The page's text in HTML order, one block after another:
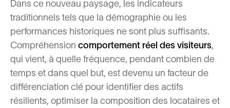
Dans ce nouveau paysage, les indicateurs
traditionnels tels que la démographie ou les
performances historiques ne sont plus suffisants.
Compréhension comportement réel des visiteurs,
qui vient, à quelle fréquence, pendant combien de
temps et dans quel but, est devenu un facteur de
différenciation clé pour identifier des actifs
résilients, optimiser la composition des locataires et